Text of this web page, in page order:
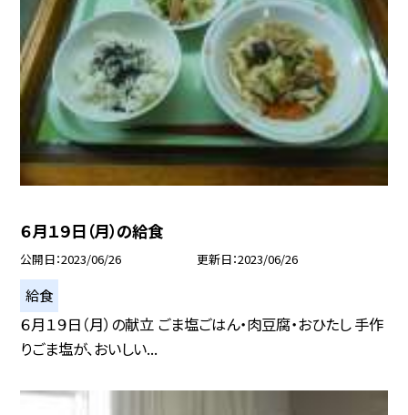
６月１９日（月）の給食
公開日 2023/06/26 更新日 2023/06/26
給食
６月１９日（月）の献立 ごま塩ごはん・肉豆腐・おひたし 手作
りごま塩が、おいしい...